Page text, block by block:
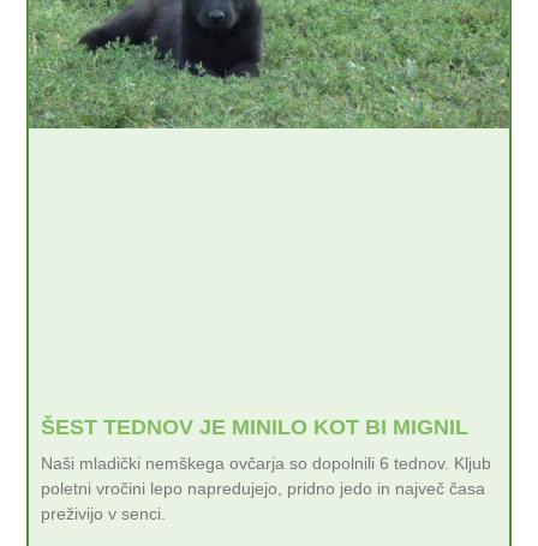
ŠEST TEDNOV JE MINILO KOT BI MIGNIL
Naši mladički nemškega ovčarja so dopolnili 6 tednov. Kljub
poletni vročini lepo napredujejo, pridno jedo in največ časa
preživijo v senci.